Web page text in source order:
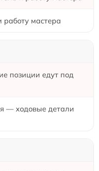
работу мастера
позиции едут под
— ходовые детали